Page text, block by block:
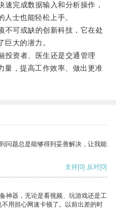
完成数据输入和分析操作，
人士也能轻松上手。
可或缺的创新科技，它在处
大的潜力。
资者、医生还是交通管理
量，提高工作效率、做出更准
问题总是能够得到妥善解决，让我能
支持[0] 反对[0]
神器，无论是看视频、玩游戏还是工
用担心网速卡顿了。以前出差的时